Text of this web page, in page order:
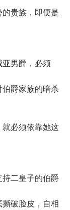
贵族，即便是
男爵，必须
爵家族的暗杀
必须依靠她这
二皇子的伯爵
破脸皮，自相